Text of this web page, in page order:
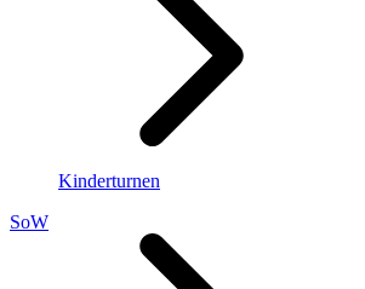
Kinderturnen
SoW